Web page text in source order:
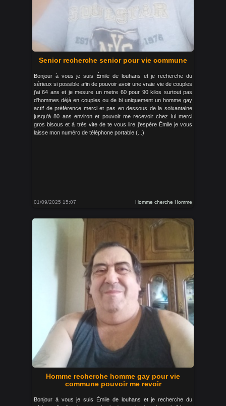
Senior recherche senior pour vie commune
Bonjour à vous je suis Émile de louhans et je recherche du
sérieux si possible afin de pouvoir avoir une vraie vie de couples
j'ai 64 ans et je mesure un metre 60 pour 90 kilos surtout pas
d'hommes déjà en couples ou de bi uniquement un homme gay
actif de préférence merci et pas en dessous de la soixantaine
jusqu'à 80 ans environ et pouvoir me recevoir chez lui merci
gros bisous et à très vite de te vous lire j'espère Émile je vous
laisse mon numéro de téléphone portable (...)
01/09/2025 15:07 Homme cherche Homme
Homme recherche homme gay pour vie
commune pouvoir me revoir
Bonjour à vous je suis Émile de louhans et je recherche du